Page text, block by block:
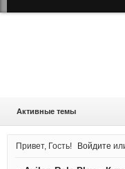
Активные темы
Привет, Гость! Войдите